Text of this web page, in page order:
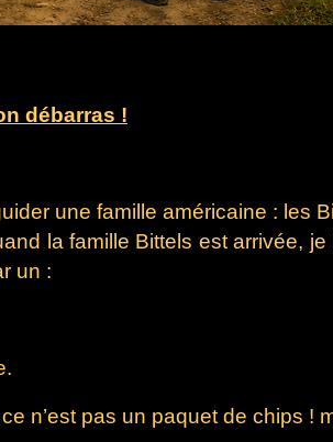
débarras !
une famille américaine : les
la famille Bittels est arrivée,
un :
n’est pas un paquet de chips !